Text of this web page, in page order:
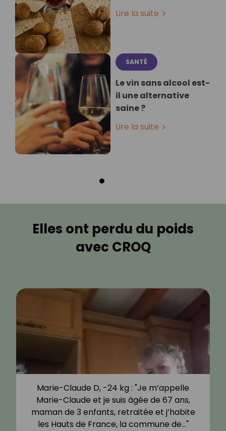
Lire la suite
SANTÉ
Le vin sans alcool est-
il une alternative
saine ?
Lire la suite
Elles ont perdu du poids
avec CROQ
Marie-Claude D, -24 kg : "Je m’appelle
Marie-Claude et je suis âgée de 67 ans,
maman de 3 enfants, retraitée et j’habite
les Hauts de France, la commune de…"